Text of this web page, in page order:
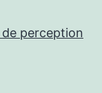
perception